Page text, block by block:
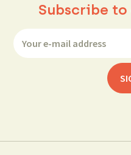
Subscribe